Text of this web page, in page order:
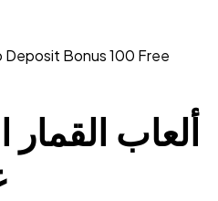
Deposit Bonus 100 Free
ألعاب